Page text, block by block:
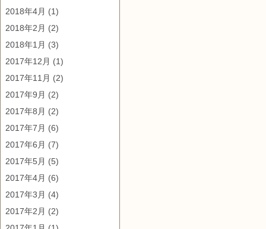
2018年4月 (1)
2018年2月 (2)
2018年1月 (3)
2017年12月 (1)
2017年11月 (2)
2017年9月 (2)
2017年8月 (2)
2017年7月 (6)
2017年6月 (7)
2017年5月 (5)
2017年4月 (6)
2017年3月 (4)
2017年2月 (2)